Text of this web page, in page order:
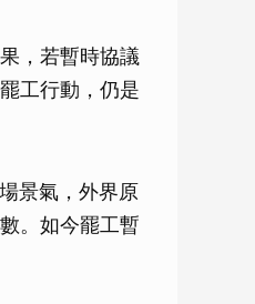
，若暫時協議
工行動，仍是
景氣，外界原
。如今罷工暫